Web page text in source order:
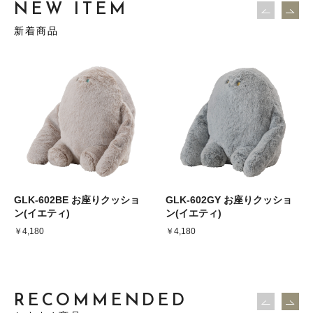
NEW ITEM
新着商品
GLK-602BE お座りクッショ
ン(イエティ)
￥4,180
GLK-602GY お座りクッショ
ン(イエティ)
￥4,180
RECOMMENDED